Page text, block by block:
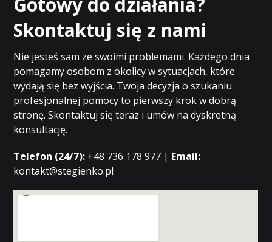
Skontaktuj się z nami
Nie jesteś sam ze swoimi problemami. Każdego dnia
pomagamy osobom z okolicy w sytuacjach, które
wydają się bez wyjścia. Twoja decyzja o szukaniu
profesjonalnej pomocy to pierwszy krok w dobrą
stronę. Skontaktuj się teraz i umów na dyskretną
konsultację.
Telefon (24/7): +48 736 178 977 | Email:
kontakt@stegienko.pl